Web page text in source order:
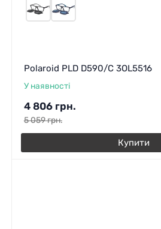
Polaroid PLD D590/C 3OL5516
У наявності
4 806 грн.
5 059грн.
Купити